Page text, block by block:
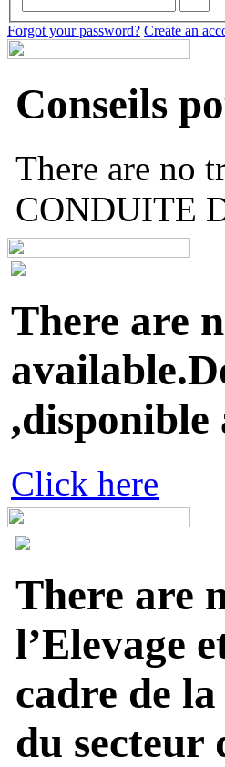
Forgot your password? Create an
Conseils
There are no
CONDUITE
There are
,disponible
Click here
There are
l’Elevage
cadre de
du secteur